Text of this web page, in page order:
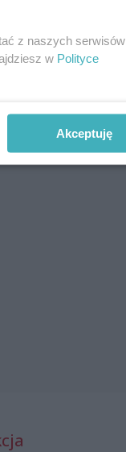
z naszych serwisów
w Polityce
Akceptuję